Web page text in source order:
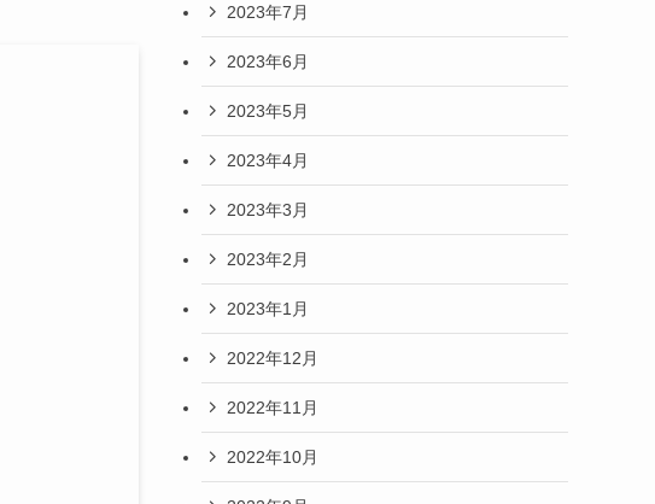
2023年7月
2023年6月
2023年5月
2023年4月
2023年3月
2023年2月
2023年1月
2022年12月
2022年11月
2022年10月